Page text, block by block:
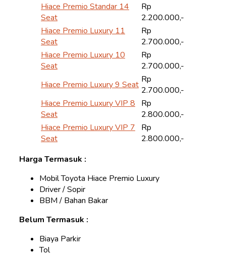
Hiace Premio Standar 14
Seat
Rp
2.200.000,-
Hiace Premio Luxury 11
Seat
Rp
2.700.000,-
Hiace Premio Luxury 10
Seat
Rp
2.700.000,-
Hiace Premio Luxury 9 Seat Rp
2.700.000,-
Hiace Premio Luxury VIP 8
Seat
Rp
2.800.000,-
Hiace Premio Luxury VIP 7
Seat
Rp
2.800.000,-
Harga Termasuk :
Mobil Toyota Hiace Premio Luxury
Driver / Sopir
BBM / Bahan Bakar
Belum Termasuk :
Biaya Parkir
Tol